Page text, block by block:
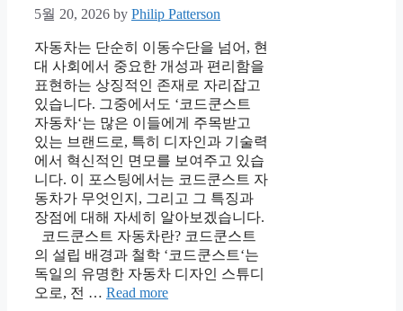
5월 20, 2026 by Philip Patterson
자동차는 단순히 이동수단을 넘어, 현
대 사회에서 중요한 개성과 편리함을
표현하는 상징적인 존재로 자리잡고
있습니다. 그중에서도 ‘코드쿤스트
자동차‘는 많은 이들에게 주목받고
있는 브랜드로, 특히 디자인과 기술력
에서 혁신적인 면모를 보여주고 있습
니다. 이 포스팅에서는 코드쿤스트 자
동차가 무엇인지, 그리고 그 특징과
장점에 대해 자세히 알아보겠습니다.
코드쿤스트 자동차란? 코드쿤스트
의 설립 배경과 철학 ‘코드쿤스트‘는
독일의 유명한 자동차 디자인 스튜디
오로, 전 … Read more